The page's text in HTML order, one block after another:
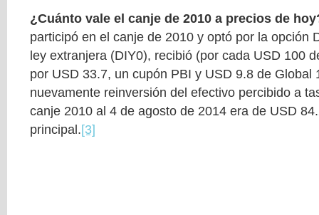
¿Cuánto vale el canje de 2010 a precios de
participó en el canje de 2010 y optó por la opción
ley extranjera (DIY0), recibió (por cada USD 100
por USD 33.7, un cupón PBI y USD 9.8 de Global
nuevamente reinversión del efectivo percibido a
canje 2010 al 4 de agosto de 2014 era de USD
principal.[3]